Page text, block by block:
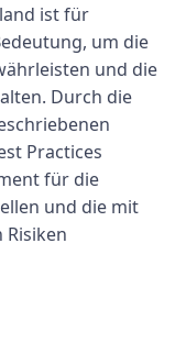
ist für
um die
und die
Durch die
Practices
für die
und die mit